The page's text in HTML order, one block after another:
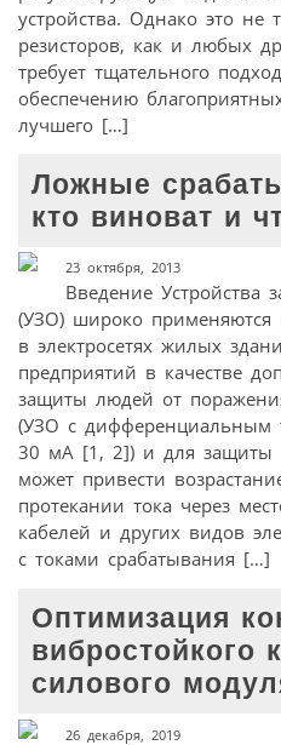
устройства. Однако это не
резисторов, как и любых
требует тщательного
обеспечению
лучшего […]
Ложные
кто виноват и
23 октября, 2013
Введение Устройства
(УЗО) широко применяются
в электросетях жилых
предприятий в качестве
защиты людей от
(УЗО с дифференциальным
30 мА [1, 2]) и для защиты
может привести
протекании тока через
кабелей и других видов
с токами срабатывания […]
Оптимизация
вибростойкого
силового
26 декабря, 2019